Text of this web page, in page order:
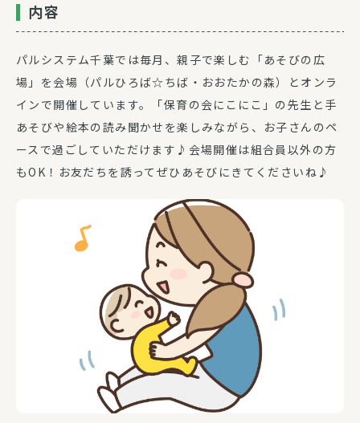
内容
パルシステム千葉では毎月、親子で楽しむ「あそびの広
場」を会場（パルひろば☆ちば・おおたかの森）とオンラ
インで開催しています。「保育の会にこにこ」の先生と手
あそびや絵本の読み聞かせを楽しみながら、お子さんのペ
ースで過ごしていただけます♪会場開催は組合員以外の方
もOK！お友だちを誘ってぜひあそびにきてくださいね♪